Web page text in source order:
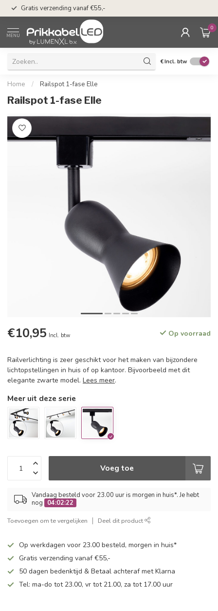
Gratis verzending vanaf €55,-
MENU
0
€Incl. btw
Home / Railspot 1-fase Elle
Railspot 1-fase Elle
€10,95 Incl. btw Op voorraad
Railverlichting is zeer geschikt voor het maken van bijzondere
lichtopstellingen in huis of op kantoor. Bijvoorbeeld met dit
elegante zwarte model. Lees meer.
Meer uit deze serie
Voeg toe
Vandaag besteld voor 23.00 uur is morgen in huis*. Je hebt
nog
04:02:22
Toevoegen om te vergelijken Deel dit product
Op werkdagen voor 23.00 besteld, morgen in huis*
Gratis verzending vanaf €55,-
50 dagen bedenktijd & Betaal achteraf met Klarna
Tel: ma-do tot 23.00, vr tot 21.00, za tot 17.00 uur